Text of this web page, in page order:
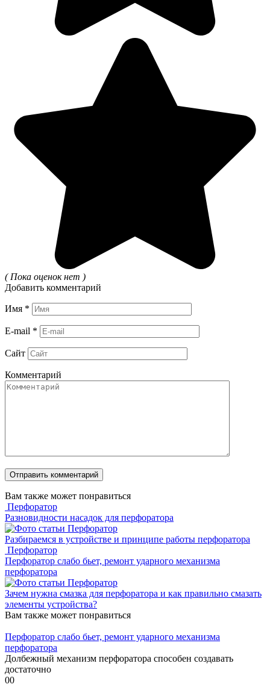
( Пока оценок нет )
Добавить комментарий
Имя *
E-mail *
Сайт
Комментарий
Вам также может понравиться
Перфоратор
Разновидности насадок для перфоратора
Перфоратор
Разбираемся в устройстве и принципе работы перфоратора
Перфоратор
Перфоратор слабо бьет, ремонт ударного механизма
перфоратора
Перфоратор
Зачем нужна смазка для перфоратора и как правильно смазать
элементы устройства?
Вам также может понравиться
Перфоратор слабо бьет, ремонт ударного механизма
перфоратора
Долбежный механизм перфоратора способен создавать
достаточно
00